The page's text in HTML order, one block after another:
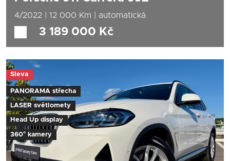
4/2022 | 12 000 Km | automatická
První registrace:4/2022
Nájezd:
Výkon:
Palivo:
Převodovka:automatická
3 189 000 Kč
Sleva
PANORAMA střecha
LASER světlomety
Head Up display
360° kamery